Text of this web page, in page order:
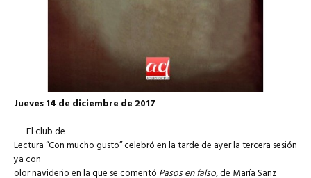
Jueves 14 de diciembre de 2017
El club de
Lectura “Con mucho gusto” celebró en la tarde de ayer la tercera sesión
ya con
olor navideñoen la que se comentó Pasos en falso, de María Sanz